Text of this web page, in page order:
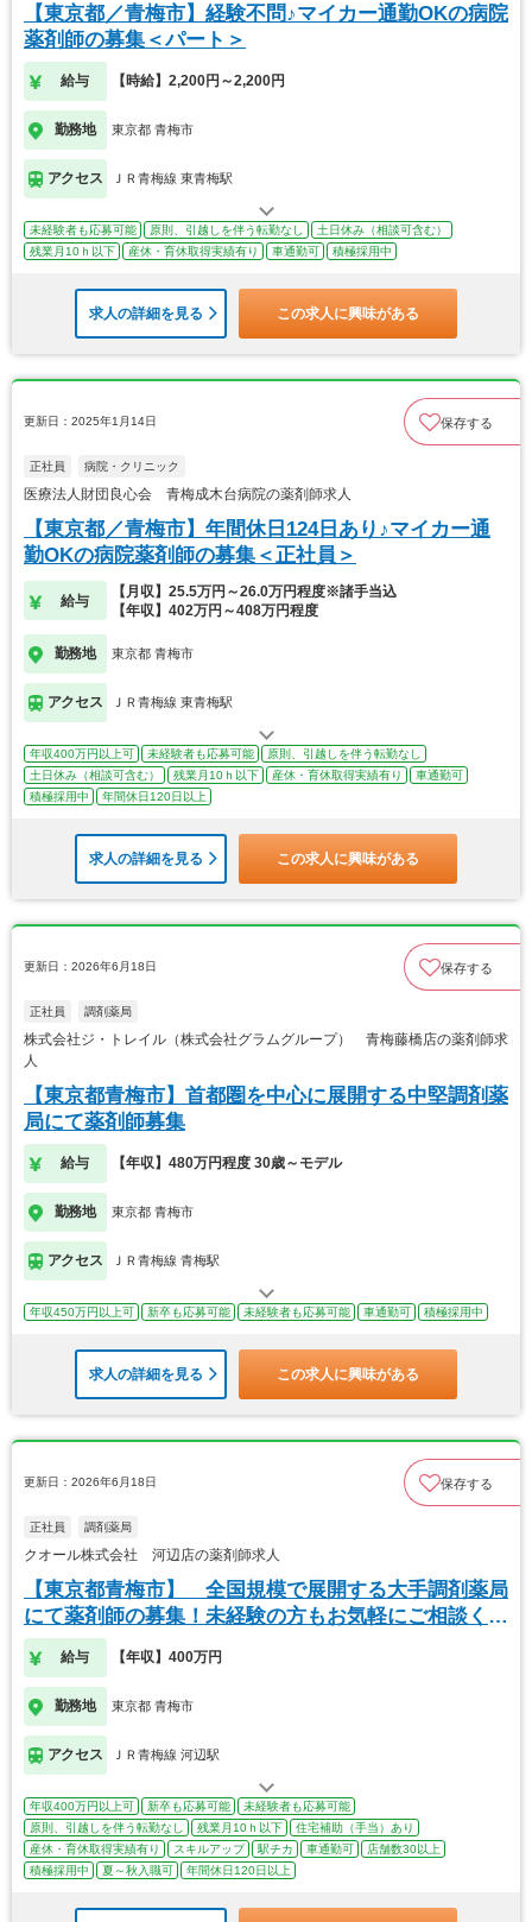
【東京都／青梅市】経験不問♪マイカー通勤OKの病院
薬剤師の募集＜パート＞
給与 【時給】2,200円～2,200円
勤務地 東京都 青梅市
アクセス ＪＲ青梅線 東青梅駅
未経験者も応募可能 原則、引越しを伴う転勤なし
土日休み（相談可含む）
残業月10ｈ以下
産休・育休取得実績有り 車通勤可 積極採用中
求人の詳細を見る この求人に興味がある
更新日：2025年1月14日 保存する
正社員 病院・クリニック
医療法人財団良心会 青梅成木台病院の薬剤師求人
【東京都／青梅市】年間休日124日あり♪マイカー通
勤OKの病院薬剤師の募集＜正社員＞
給与
【月収】25.5万円～26.0万円程度※諸手当込
【年収】402万円～408万円程度
勤務地 東京都 青梅市
アクセス ＪＲ青梅線 東青梅駅
年収400万円以上可 未経験者も応募可能
原則、引越しを伴う転勤なし
土日休み（相談可含む）
残業月10ｈ以下 産休・育休取得実績有り
車通勤可
積極採用中
年間休日120日以上
求人の詳細を見る この求人に興味がある
更新日：2026年6月18日 保存する
正社員 調剤薬局
株式会社ジ・トレイル（株式会社グラムグループ） 青梅藤橋店の薬剤師求
人
【東京都青梅市】首都圏を中心に展開する中堅調剤薬
局にて薬剤師募集
給与 【年収】480万円程度 30歳～モデル
勤務地 東京都 青梅市
アクセス ＪＲ青梅線 青梅駅
年収450万円以上可 新卒も応募可能 未経験者も応募可能 車通勤可 積極採用中
求人の詳細を見る この求人に興味がある
更新日：2026年6月18日 保存する
正社員 調剤薬局
クオール株式会社 河辺店の薬剤師求人
【東京都青梅市】 全国規模で展開する大手調剤薬局
にて薬剤師の募集！未経験の方もお気軽にご相談くだ
さい
給与 【年収】400万円
勤務地 東京都 青梅市
アクセス ＪＲ青梅線 河辺駅
年収400万円以上可 新卒も応募可能
未経験者も応募可能
原則、引越しを伴う転勤なし
残業月10ｈ以下
住宅補助（手当）あり
産休・育休取得実績有り
スキルアップ 駅チカ 車通勤可
店舗数30以上
積極採用中
夏～秋入職可 年間休日120日以上